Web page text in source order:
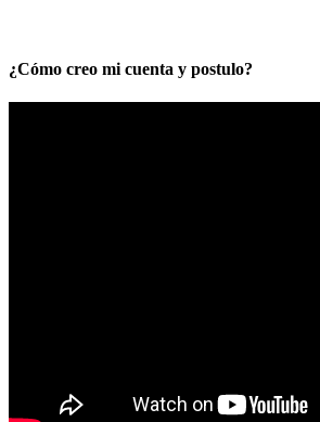
¿Cómo creo mi cuenta y postulo?